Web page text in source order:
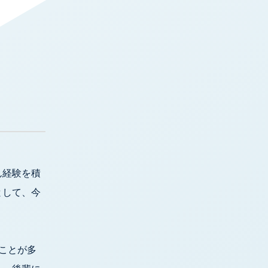
験を積
て、今
とが多